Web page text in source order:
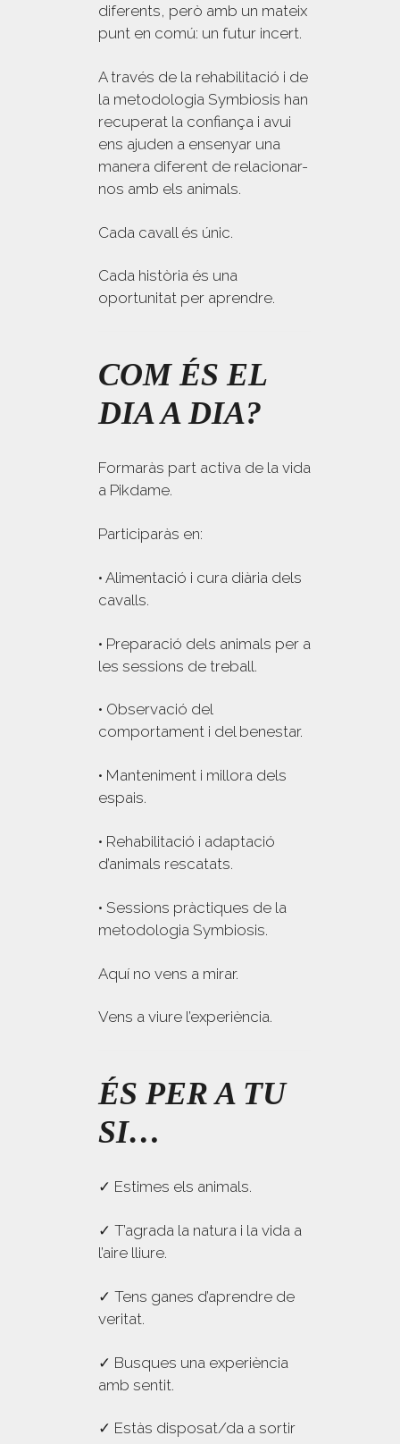
diferents, però amb un mateix
punt en comú: un futur incert.
A través de la rehabilitació i de
la metodologia Symbiosis han
recuperat la confiança i avui
ens ajuden a ensenyar una
manera diferent de relacionar-
nos amb els animals.
Cada cavall és únic.
Cada història és una
oportunitat per aprendre.
COM ÉS EL
DIA A DIA?
Formaràs part activa de la vida
a Pikdame.
Participaràs en:
• Alimentació i cura diària dels
cavalls.
• Preparació dels animals per a
les sessions de treball.
• Observació del
comportament i del benestar.
• Manteniment i millora dels
espais.
• Rehabilitació i adaptació
d’animals rescatats.
• Sessions pràctiques de la
metodologia Symbiosis.
Aquí no vens a mirar.
Vens a viure l’experiència.
ÉS PER A TU
SI…
✓ Estimes els animals.
✓ T’agrada la natura i la vida a
l’aire lliure.
✓ Tens ganes d’aprendre de
veritat.
✓ Busques una experiència
amb sentit.
✓ Estàs disposat/da a sortir